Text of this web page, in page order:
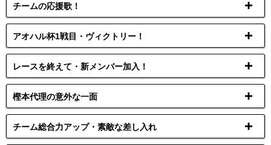
チームの応援歌！
アオハル杯1戦目・ヴィクトリー！
レースを終えて・新メンバー加入！
樫本代理の意外な一面
チーム総合力アップ・素敵な差し入れ